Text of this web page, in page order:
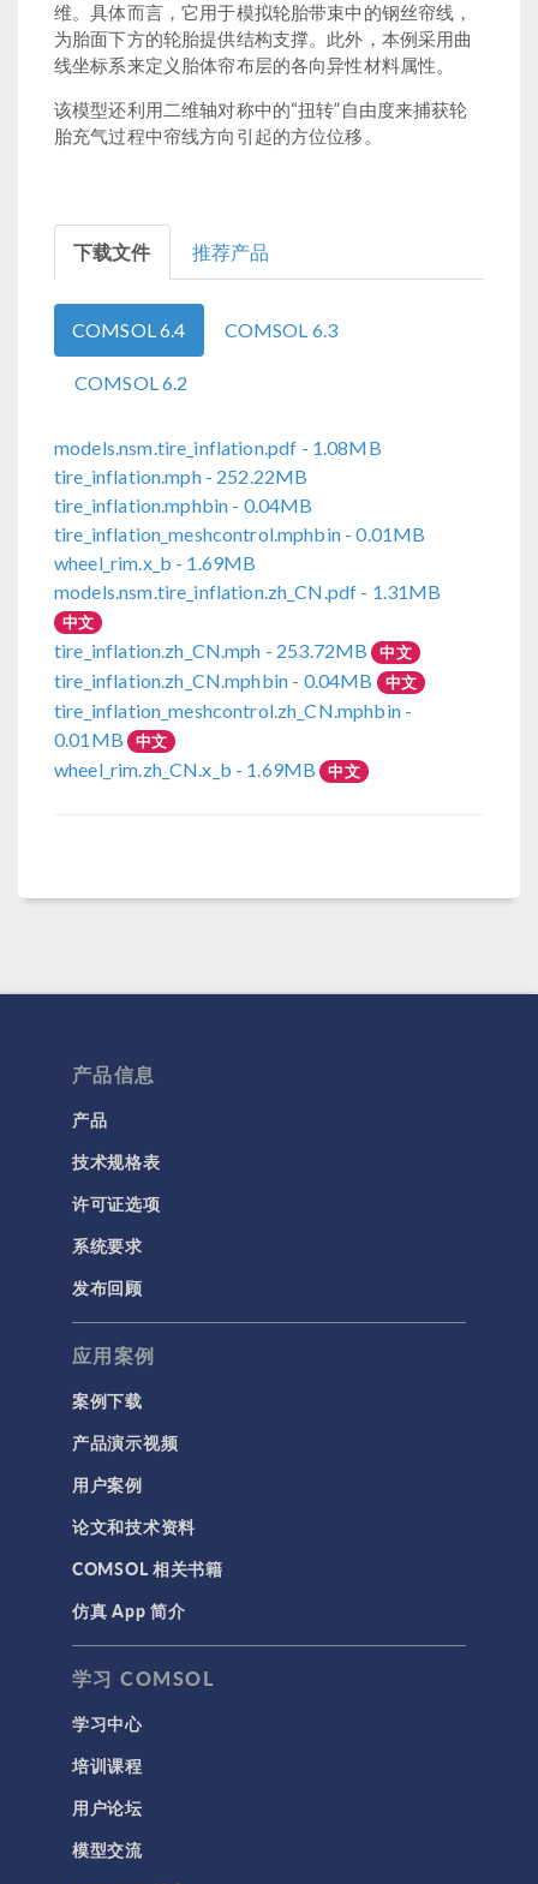
维。具体而言，它用于模拟轮胎带束中的钢丝帘线，
为胎面下方的轮胎提供结构支撑。此外，本例采用曲
线坐标系来定义胎体帘布层的各向异性材料属性。
该模型还利用二维轴对称中的“扭转”自由度来捕获轮
胎充气过程中帘线方向引起的方位位移。
下载文件 推荐产品
COMSOL 6.4 COMSOL 6.3
COMSOL 6.2
models.nsm.tire_inflation.pdf - 1.08MB
tire_inflation.mph- 252.22MB
tire_inflation.mphbin - 0.04MB
tire_inflation_meshcontrol.mphbin- 0.01MB
wheel_rim.x_b - 1.69MB
models.nsm.tire_inflation.zh_CN.pdf - 1.31MB
中文
tire_inflation.zh_CN.mph - 253.72MB 中文
tire_inflation.zh_CN.mphbin - 0.04MB 中文
tire_inflation_meshcontrol.zh_CN.mphbin-
0.01MB 中文
wheel_rim.zh_CN.x_b - 1.69MB 中文
产品信息
产品
技术规格表
许可证选项
系统要求
发布回顾
应用案例
案例下载
产品演示视频
用户案例
论文和技术资料
COMSOL 相关书籍
仿真 App 简介
学习 COMSOL
学习中心
培训课程
用户论坛
模型交流